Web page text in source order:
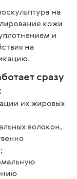
на
кожи
и
на
сразу
их жировых
волокон,